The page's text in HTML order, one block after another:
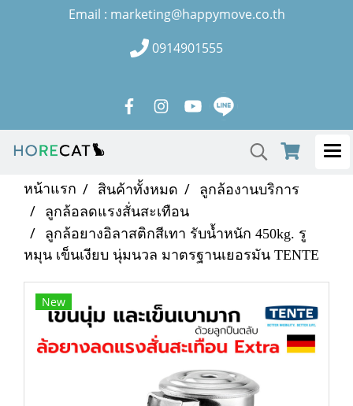
Email : marketing@happymove.co.th
0914901555
หน้าแรก สินค้าทั้งหมด
ลูกล้องานบริการ
ลูกล้อลดแรงสั่นสะเทือน
ลูกล้อยางอิลาสติกสีเทา รับน้ำหนัก 450kg. รู
หมุน เข็นเงียบ นุ่มนวล มาตรฐานเยอรมัน TENTE
New